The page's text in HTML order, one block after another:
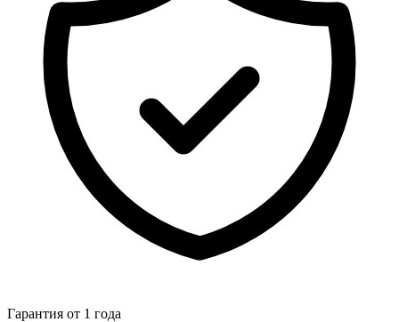
Гарантия от 1 года